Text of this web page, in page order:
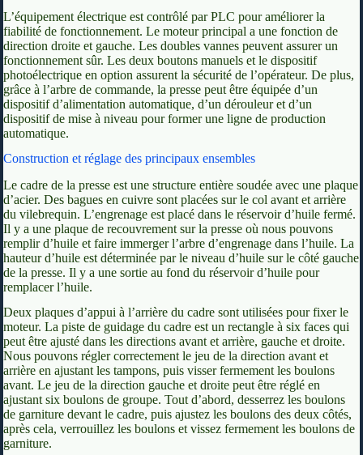
L’équipement électrique est contrôlé par PLC pour améliorer la
fiabilité de fonctionnement. Le moteur principal a une fonction de
direction droite et gauche. Les doubles vannes peuvent assurer un
fonctionnement sûr. Les deux boutons manuels et le dispositif
photoélectrique en option assurent la sécurité de l’opérateur. De plus,
grâce à l’arbre de commande, la presse peut être équipée d’un
dispositif d’alimentation automatique, d’un dérouleur et d’un
dispositif de mise à niveau pour former une ligne de production
automatique.
Construction et réglage des principaux ensembles
Le cadre de la presse est une structure entière soudée avec une plaque
d’acier. Des bagues en cuivre sont placées sur le col avant et arrière
du vilebrequin. L’engrenage est placé dans le réservoir d’huile fermé.
Il y a une plaque de recouvrement sur la presse où nous pouvons
remplir d’huile et faire immerger l’arbre d’engrenage dans l’huile. La
hauteur d’huile est déterminée par le niveau d’huile sur le côté gauche
de la presse. Il y a une sortie au fond du réservoir d’huile pour
remplacer l’huile.
Deux plaques d’appui à l’arrière du cadre sont utilisées pour fixer le
moteur. La piste de guidage du cadre est un rectangle à six faces qui
peut être ajusté dans les directions avant et arrière, gauche et droite.
Nous pouvons régler correctement le jeu de la direction avant et
arrière en ajustant les tampons, puis visser fermement les boulons
avant. Le jeu de la direction gauche et droite peut être réglé en
ajustant six boulons de groupe. Tout d’abord, desserrez les boulons
de garniture devant le cadre, puis ajustez les boulons des deux côtés,
après cela, verrouillez les boulons et vissez fermement les boulons de
garniture.